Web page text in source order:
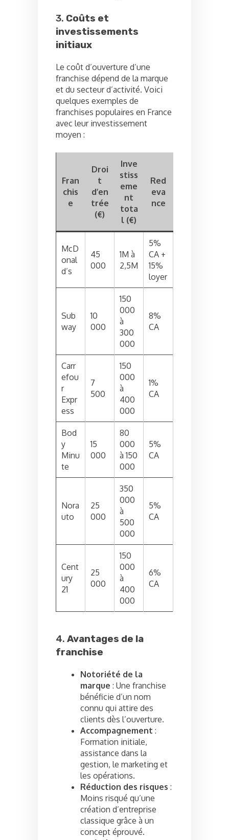
3. Coûts et
investissements
initiaux
Le coût d’ouverture d’une
franchise dépend de la marque
et du secteur d’activité. Voici
quelques exemples de
franchises populaires en France
avec leur investissement
moyen :
Fran
chis
e
Droi
t
d’en
trée
(€)
Inve
stiss
eme
nt
tota
l (€)
Red
eva
nce
McD
onal
d’s
45
000
1M à
2,5M
5%
CA +
15%
loyer
Sub
way
10
000
150
000
à
300
000
8%
CA
Carr
efou
r
Expr
ess
7
500
150
000
à
400
000
1%
CA
Bod
y
Minu
te
15
000
80
000
à 150
000
5%
CA
Nora
uto
25
000
350
000
à
500
000
5%
CA
Cent
ury
21
25
000
150
000
à
400
000
6%
CA
4. Avantages de la
franchise
Notoriété de la
marque : Une franchise
bénéficie d’un nom
connu qui attire des
clients dès l’ouverture.
Accompagnement :
Formation initiale,
assistance dans la
gestion, le marketing et
les opérations.
Réduction des risques :
Moins risqué qu’une
création d’entreprise
classique grâce à un
concept éprouvé.